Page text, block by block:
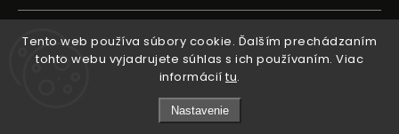
Tento web používa súbory cookie. Ďalším prechádzaním
tohto webu vyjadrujete súhlas s ich používaním. Viac
informácií tu.
Nastavenie